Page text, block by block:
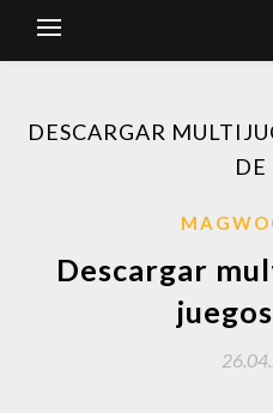
DESCARGAR
DE
Descargar